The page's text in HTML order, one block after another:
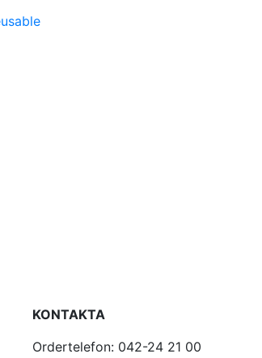
KONTAKTA
Ordertelefon: 042-24 21 00